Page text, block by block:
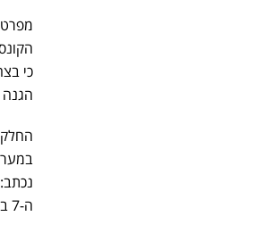
כי
הגנה
החלק
ה-7 באוקטובר".